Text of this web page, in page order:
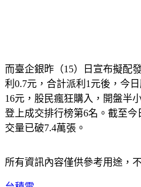
而臺企銀昨（15）日宣布擬配
利0.7元，合計派利1元後，今
16元，股民瘋狂購入，開盤半
登上成交排行榜第6名。截至今
交量已破7.4萬張。
所有資訊內容僅供參考用途，